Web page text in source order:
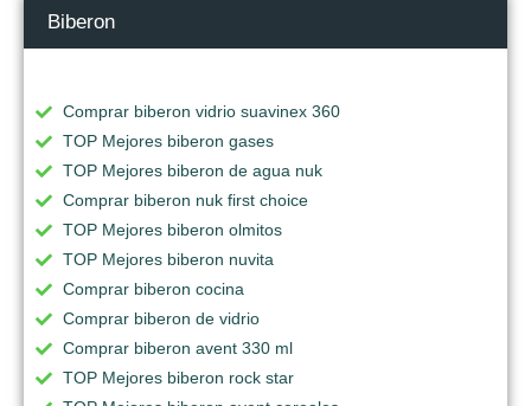
Biberon
Comprar biberon vidrio suavinex 360
TOP Mejores biberon gases
TOP Mejores biberon de agua nuk
Comprar biberon nuk first choice
TOP Mejores biberon olmitos
TOP Mejores biberon nuvita
Comprar biberon cocina
Comprar biberon de vidrio
Comprar biberon avent 330 ml
TOP Mejores biberon rock star